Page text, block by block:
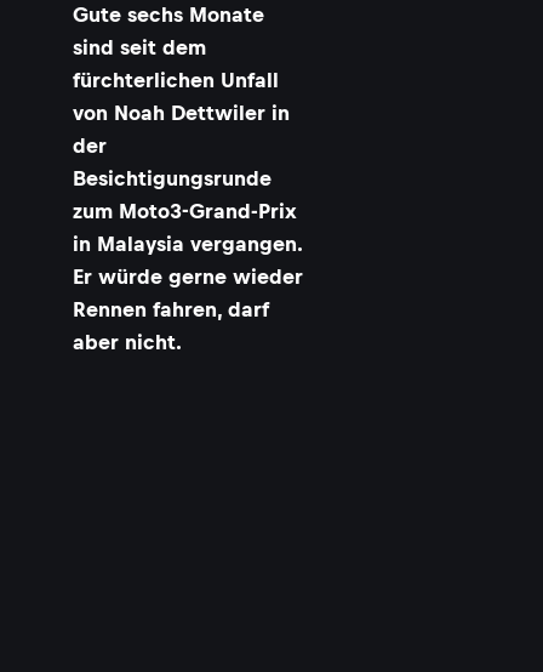
Gute sechs Monate
sind seit dem
fürchterlichen Unfall
von Noah Dettwiler in
der
Besichtigungsrunde
zum Moto3-Grand-Prix
in Malaysia vergangen.
Er würde gerne wieder
Rennen fahren, darf
aber nicht.